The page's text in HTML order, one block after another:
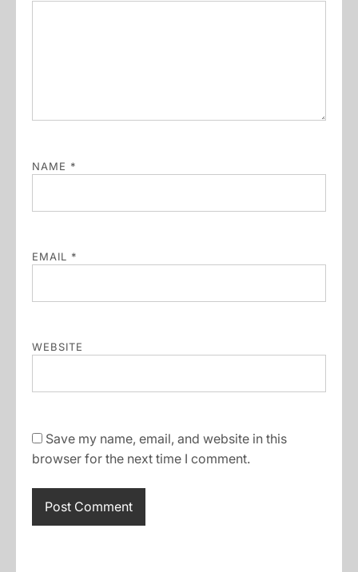
NAME *
EMAIL *
WEBSITE
Save my name, email, and website in this
browser for the next time I comment.